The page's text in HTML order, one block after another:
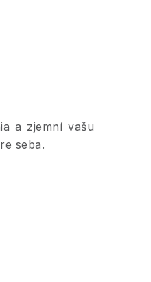
a zjemní vašu
seba.